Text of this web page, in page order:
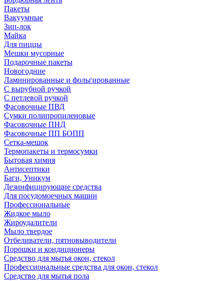
Пакеты
Вакуумные
Зип-лок
Майка
Для пиццы
Мешки мусорные
Подарочные пакеты
Новогодние
Ламинированные и фольгированные
С вырубной ручкой
С петлевой ручкой
Фасовочные ПВД
Сумки полипропиленовые
Фасовочные ПНД
Фасовочные ПП БОПП
Сетка-мешок
Термопакеты и термосумки
Бытовая химия
Антисептики
Баги, Уникум
Дезинфицирующие средства
Для посудомоечных машин
Профессиональные
Жидкое мыло
Жироудалители
Мыло твердое
Отбеливатели, пятновыводители
Порошки и кондиционеры
Средство для мытья окон, стекол
Профессиональные средства для окон, стекол
Средство для мытья пола